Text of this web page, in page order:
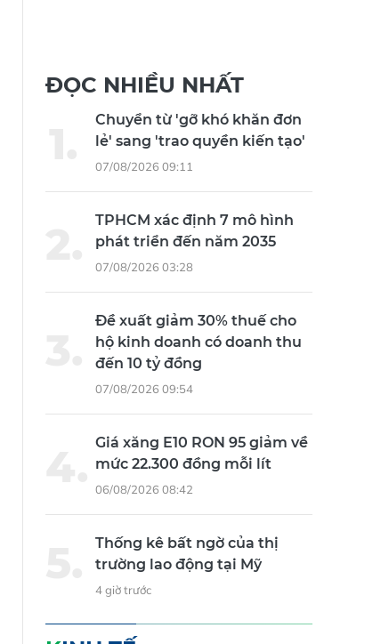
ĐỌC NHIỀU NHẤT
Chuyển từ 'gỡ khó khăn đơn
lẻ' sang 'trao quyền kiến tạo'
07/08/2026 09:11
TPHCM xác định 7 mô hình
phát triển đến năm 2035
07/08/2026 03:28
Đề xuất giảm 30% thuế cho
hộ kinh doanh có doanh thu
đến 10 tỷ đồng
07/08/2026 09:54
Giá xăng E10 RON 95 giảm về
mức 22.300 đồng mỗi lít
06/08/2026 08:42
Thống kê bất ngờ của thị
trường lao động tại Mỹ
4 giờ trước